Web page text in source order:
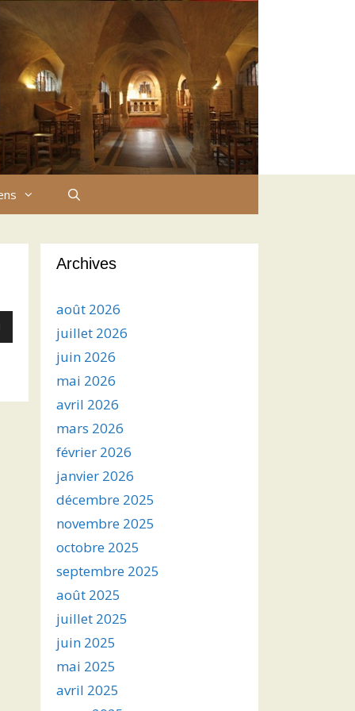
Archives
août 2026
juillet 2026
juin 2026
mai 2026
avril 2026
mars 2026
février 2026
janvier 2026
décembre 2025
novembre 2025
octobre 2025
septembre 2025
août 2025
juillet 2025
juin 2025
mai 2025
avril 2025